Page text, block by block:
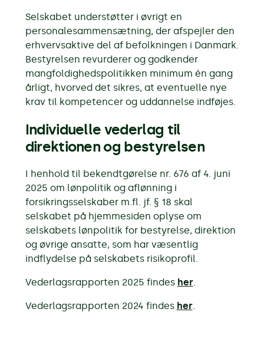
Selskabet understøtter i øvrigt en
personalesammensætning, der afspejler den
erhvervsaktive del af befolkningen i Danmark.
Bestyrelsen revurderer og godkender
mangfoldighedspolitikken minimum én gang
årligt, hvorved det sikres, at eventuelle nye
krav til kompetencer og uddannelse indføjes.
Individuelle vederlag til
direktionen og bestyrelsen
I henhold til bekendtgørelse nr. 676 af 4. juni
2025 om lønpolitik og aflønning i
forsikringsselskaber m.fl. jf. § 18 skal
selskabet på hjemmesiden oplyse om
selskabets lønpolitik for bestyrelse, direktion
og øvrige ansatte, som har væsentlig
indflydelse på selskabets risikoprofil.
Vederlagsrapporten 2025 findes her.
Vederlagsrapporten 2024 findes her.